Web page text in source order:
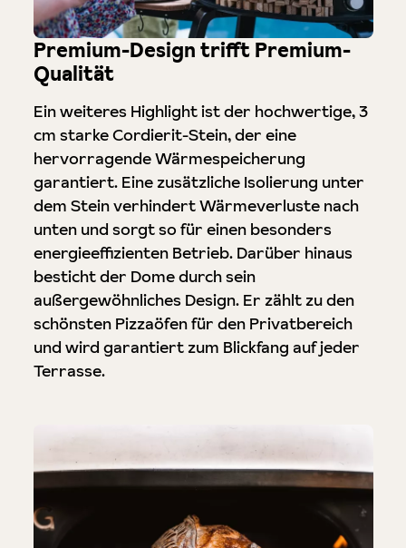
Premium-Design trifft Premium-
Qualität
Ein weiteres Highlight ist der hochwertige, 3
cm starke Cordierit-Stein, der eine
hervorragende Wärmespeicherung
garantiert. Eine zusätzliche Isolierung unter
dem Stein verhindert Wärmeverluste nach
unten und sorgt so für einen besonders
energieeffizienten Betrieb. Darüber hinaus
besticht der Dome durch sein
außergewöhnliches Design. Er zählt zu den
schönsten Pizzaöfen für den Privatbereich
und wird garantiert zum Blickfang auf jeder
Terrasse.